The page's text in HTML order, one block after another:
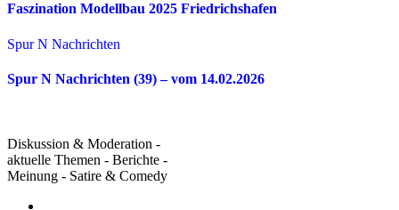
Faszination Modellbau 2025 Friedrichshafen
Spur N Nachrichten
Spur N Nachrichten (39) – vom 14.02.2026
Diskussion & Moderation -
aktuelle Themen - Berichte -
Meinung - Satire & Comedy